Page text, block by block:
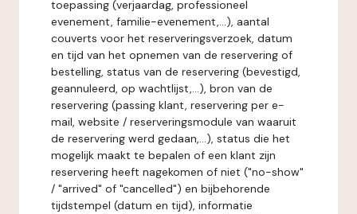
toepassing (verjaardag, professioneel
evenement, familie-evenement,...), aantal
couverts voor het reserveringsverzoek, datum
en tijd van het opnemen van de reservering of
bestelling, status van de reservering (bevestigd,
geannuleerd, op wachtlijst,...), bron van de
reservering (passing klant, reservering per e-
mail, website / reserveringsmodule van waaruit
de reservering werd gedaan,...), status die het
mogelijk maakt te bepalen of een klant zijn
reservering heeft nagekomen of niet ("no-show"
/ "arrived" of "cancelled") en bijbehorende
tijdstempel (datum en tijd), informatie